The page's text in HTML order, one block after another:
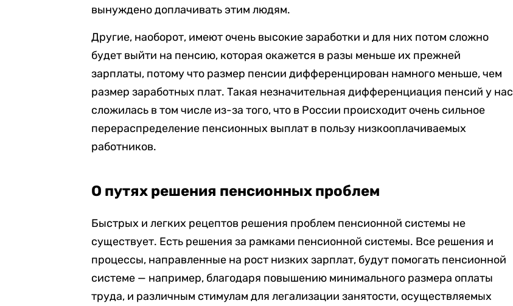
вынуждено доплачивать этим людям.
Другие, наоборот, имеют очень высокие заработки и для них потом сложно
будет выйти на пенсию, которая окажется в разы меньше их прежней
зарплаты, потому что размер пенсии дифференцирован намного меньше, чем
размер заработных плат. Такая незначительная дифференциация пенсий у нас
сложилась в том числе из-за того, что в России происходит очень сильное
перераспределение пенсионных выплат в пользу низкооплачиваемых
работников.
О путях решения пенсионных проблем
Быстрых и легких рецептов решения проблем пенсионной системы не
существует. Есть решения за рамками пенсионной системы. Все решения и
процессы, направленные на рост низких зарплат, будут помогать пенсионной
системе — например, благодаря повышению минимального размера оплаты
труда, и различным стимулам для легализации занятости, осуществляемых